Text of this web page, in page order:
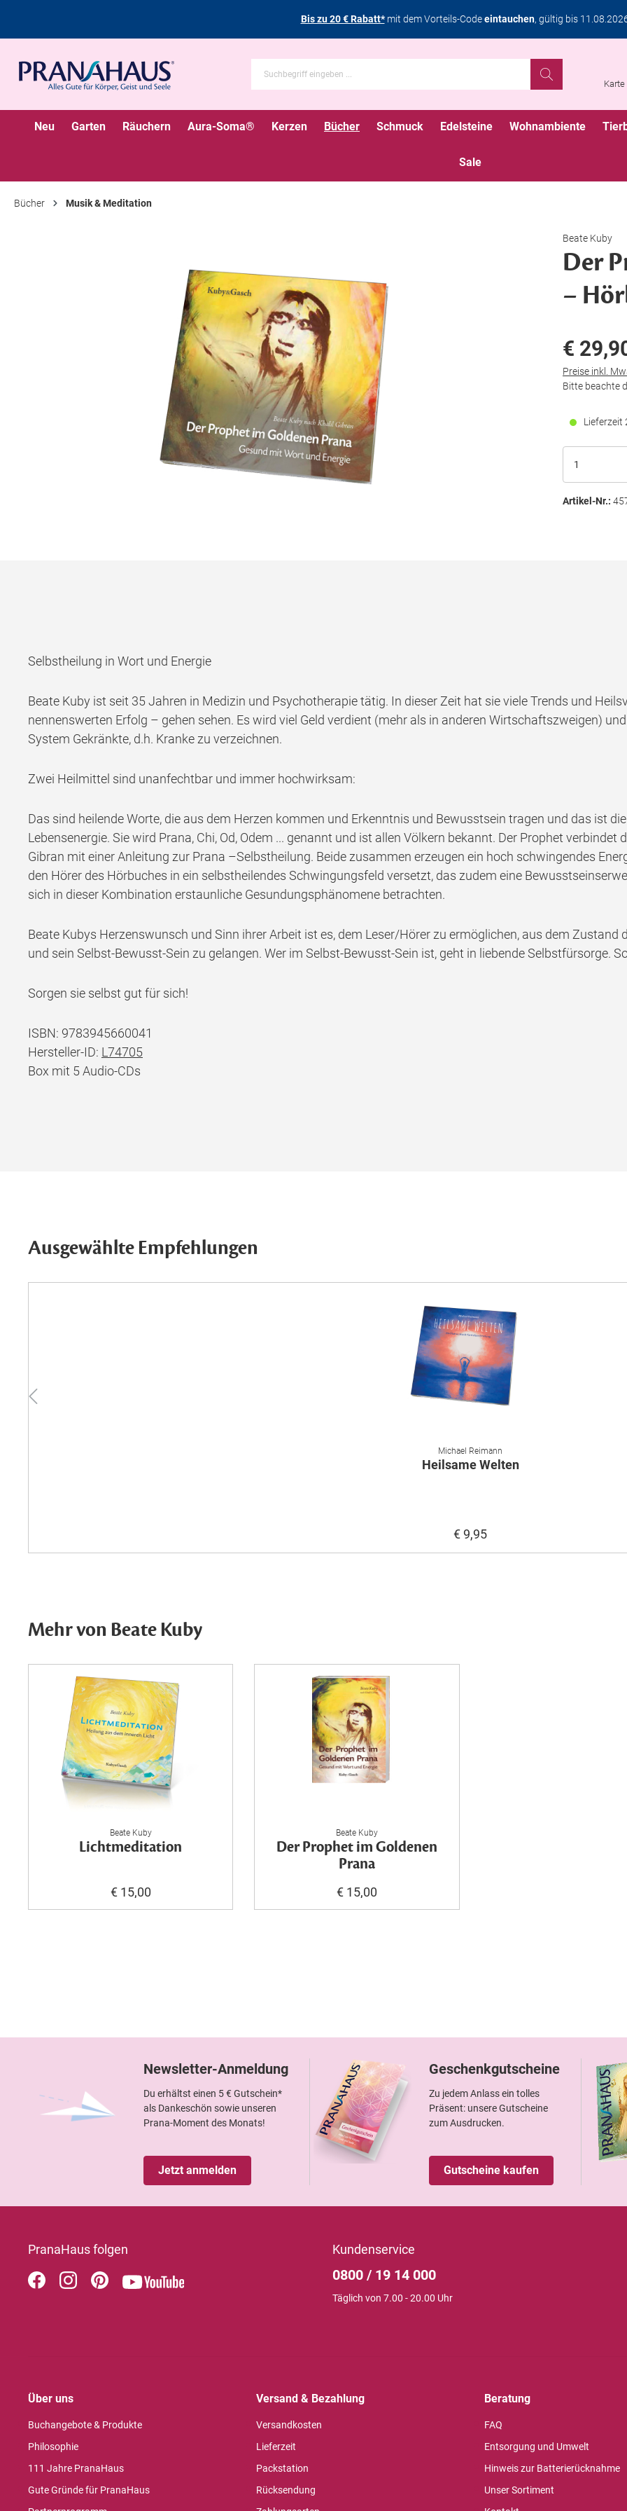
Bis zu 20 € Rabatt*mit dem Vorteils-Codeeintauchen, gültig bis
Neu Garten Räuchern Aura-Soma® Kerzen Bücher Schmuck Edelsteine Wohnambiente
Sale
Bücher Musik & Meditation
Beate Kuby
Der
–
€
Preise inkl.
Bitte beachte
Lieferzeit
Artikel-Nr.:
Selbstheilung in Wort und Energie
Beate Kuby ist seit 35 Jahren in Medizin und Psychotherapie tätig. In dieser Zeit hat sie viele Trends und
nennenswerten Erfolg – gehen sehen. Es wird viel Geld verdient (mehr als in anderen Wirtschaftszweigen)
System Gekränkte, d.h. Kranke zu verzeichnen.
Zwei Heilmittel sind unanfechtbar und immer hochwirksam:
Das sind heilende Worte, die aus dem Herzen kommen und Erkenntnis und Bewusstsein tragen und das ist
Lebensenergie. Sie wird Prana, Chi, Od, Odem ... genannt und ist allen Völkern bekannt. Der Prophet
Gibran mit einer Anleitung zur Prana –Selbstheilung. Beide zusammen erzeugen ein hoch schwingendes
den Hörer des Hörbuches in ein selbstheilendes Schwingungsfeld versetzt, das zudem eine
sich in dieser Kombination erstaunliche Gesundungsphänomene betrachten.
Beate Kubys Herzenswunsch und Sinn ihrer Arbeit ist es, dem Leser/Hörer zu ermöglichen, aus dem Zustand
und sein Selbst-Bewusst-Sein zu gelangen. Wer im Selbst-Bewusst-Sein ist, geht in liebende Selbstfürsorge.
Sorgen sie selbst gut für sich!
ISBN: 9783945660041
Hersteller-ID: L74705
Box mit 5 Audio-CDs
Ausgewählte Empfehlungen
Michael Reimann
Heilsame Welten
€ 9,95
Mehr von Beate Kuby
Beate Kuby
Lichtmeditation
€ 15,00
Beate Kuby
Der Prophet im Goldenen
Prana
€ 15,00
Newsletter-Anmeldung
Du erhältst einen 5 € Gutschein*
als Dankeschön sowie unseren
Prana-Moment des Monats!
Jetzt anmelden
Geschenkgutscheine
Zu jedem Anlass ein tolles
Präsent: unsere Gutscheine
zum Ausdrucken.
Gutscheine kaufen
PranaHaus folgen Kundenservice
0800 / 19 14 000
Täglich von 7.00 - 20.00 Uhr
Über uns
Buchangebote & Produkte
Philosophie
111 Jahre PranaHaus
Gute Gründe für PranaHaus
Versand & Bezahlung
Versandkosten
Lieferzeit
Packstation
Rücksendung
Beratung
FAQ
Entsorgung und Umwelt
Hinweis zur Batterierücknahme
Unser Sortiment